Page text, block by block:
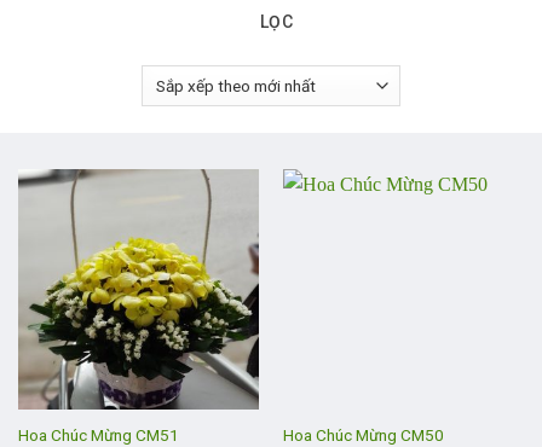
LỌC
Hoa Chúc Mừng CM51 Hoa Chúc Mừng CM50